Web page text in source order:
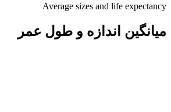
Average sizes and life expectancy
میانگین اندازه و طول عمر